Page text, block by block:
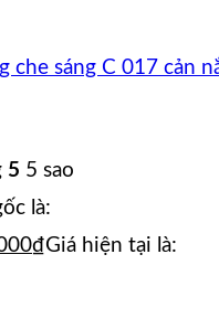
che sáng C 017 cản
5 5 sao
là:
₫Giá hiện tại là: